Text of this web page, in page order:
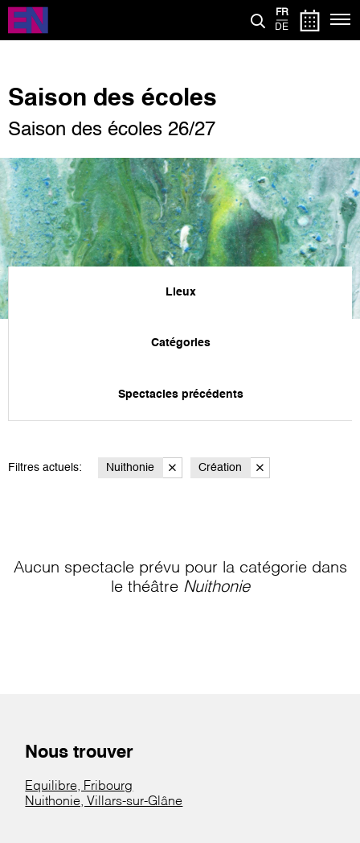
Aller
contenu
FR
DE
Saison des écoles
Saison des écoles 26/27
Lieux
Catégories
Spectacles précédents
Filtres actuels: Nuithonie Création
Aucun spectacle prévu pour la catégorie dans
le théâtre Nuithonie
Nous trouver
Equilibre, Fribourg
Nuithonie, Villars-sur-Glâne